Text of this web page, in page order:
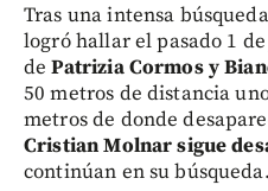
Tras una intensa
logró hallar el pasado 1
dePatrizia Cormos y
50 metros de distancia
metros de donde
Cristian Molnar sigue
continúan en su búsqueda.